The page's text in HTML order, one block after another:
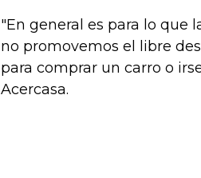
"En general es para lo que
no promovemos el libre
para comprar un carro o
Acercasa.